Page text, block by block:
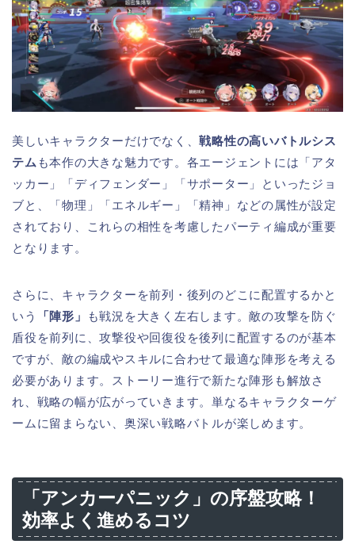
美しいキャラクターだけでなく、戦略性の高いバトルシス
テム も本作の大きな魅力です。各エージェントには「アタ
ッカー」「ディフェンダー」「サポーター」といったジョ
ブと、「物理」「エネルギー」「精神」などの属性が設定
されており、これらの相性を考慮したパーティ編成が重要
となります。
さらに、キャラクターを前列・後列のどこに配置するかと
いう
「陣形」
も戦況を大きく左右します。敵の攻撃を防ぐ
盾役を前列に、攻撃役や回復役を後列に配置するのが基本
ですが、敵の編成やスキルに合わせて最適な陣形を考える
必要があります。ストーリー進行で新たな陣形も解放さ
れ、戦略の幅が広がっていきます。単なるキャラクターゲ
ームに留まらない、奥深い戦略バトルが楽しめます。
「アンカーパニック」の序盤攻略！
効率よく進めるコツ